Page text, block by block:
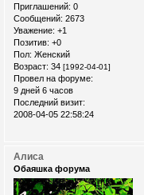
Приглашений: 0
Сообщений: 2673
Уважение: +1
Позитив: +0
Пол: Женский
Возраст: 34 [1992-04-01]
Провел на форуме:
9 дней 6 часов
Последний визит:
2008-04-05 22:58:24
Алиса
Обаяшка форума